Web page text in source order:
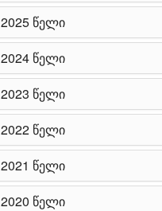
2025 წელი
2024 წელი
2023 წელი
2022 წელი
2021 წელი
2020 წელი